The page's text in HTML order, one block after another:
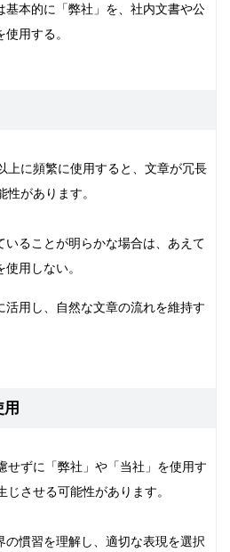
基本的に「弊社」を、社内文書や公
用する。
上に頻繁に使用すると、文章が冗長
があります。
いることが明らかな場合は、あえて
用しない。
活用し、自然な文章の流れを維持す
せずに「弊社」や「当社」を使用す
させる可能性があります。
の慣習を理解し、適切な表現を選択